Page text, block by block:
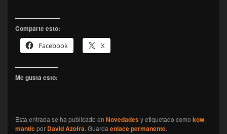
Comparte esto:
Facebook
X
Me gusta esto:
Esta entrada se ha publicado en Novedadesy etiquetado como kow,
mantic por David Azofra. Guarda enlace permanente.